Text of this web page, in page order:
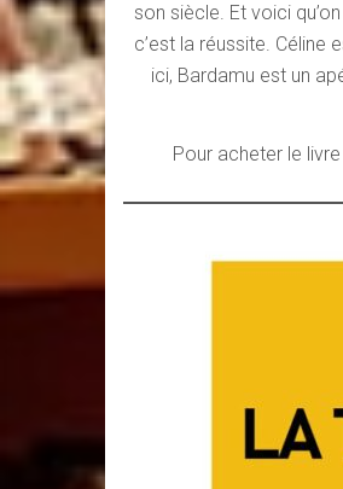
son siècle. Et voici
c’est la réussite. Céline
ici, Bardamu est un
Pour acheter le